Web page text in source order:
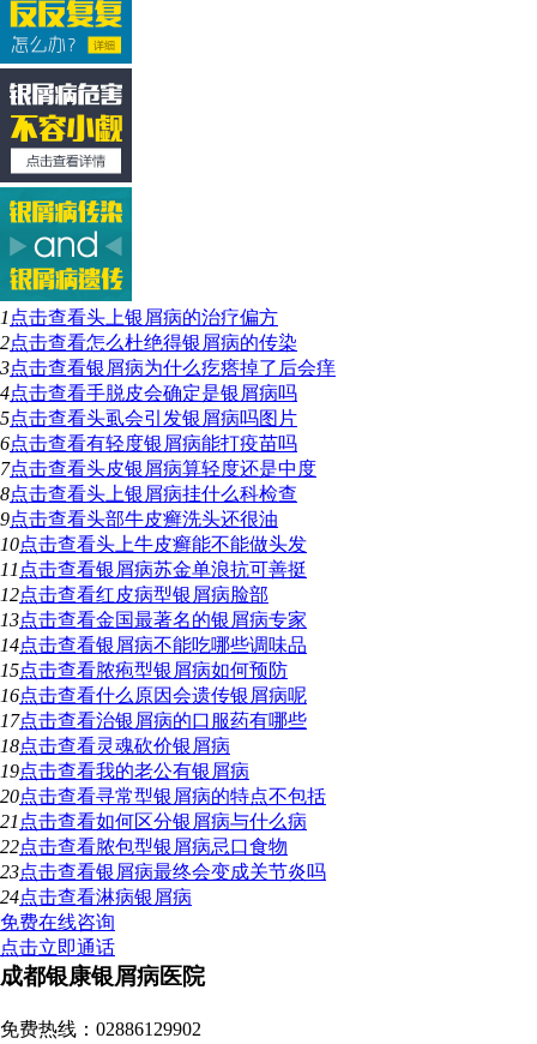
1 点击查看头上银屑病的治疗偏方
2点击查看怎么杜绝得银屑病的传染
3点击查看银屑病为什么疙瘩掉了后会痒
4点击查看手脱皮会确定是银屑病吗
5点击查看头虱会引发银屑病吗图片
6点击查看有轻度银屑病能打疫苗吗
7点击查看头皮银屑病算轻度还是中度
8点击查看头上银屑病挂什么科检查
9点击查看头部牛皮癣洗头还很油
10点击查看头上牛皮癣能不能做头发
11 点击查看银屑病苏金单浪抗可善挺
12点击查看红皮病型银屑病脸部
13点击查看金国最著名的银屑病专家
14点击查看银屑病不能吃哪些调味品
15点击查看脓疱型银屑病如何预防
16点击查看什么原因会遗传银屑病呢
17点击查看治银屑病的口服药有哪些
18点击查看灵魂砍价银屑病
19点击查看我的老公有银屑病
20点击查看寻常型银屑病的特点不包括
21 点击查看如何区分银屑病与什么病
22点击查看脓包型银屑病忌口食物
23点击查看银屑病最终会变成关节炎吗
24点击查看淋病银屑病
免费在线咨询
点击立即通话
成都银康银屑病医院
免费热线：02886129902